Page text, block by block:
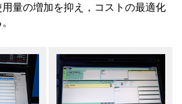
量の増加を抑え，コストの最適化